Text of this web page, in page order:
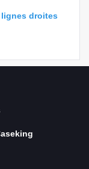
droites